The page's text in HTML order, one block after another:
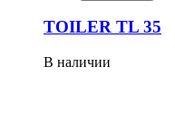
TOILER TL 35
В наличии